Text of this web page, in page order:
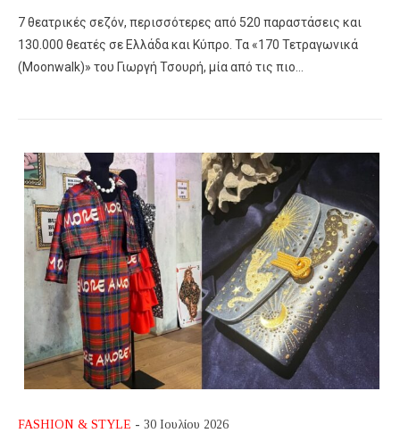
7 θεατρικές σεζόν, περισσότερες από 520 παραστάσεις και
130.000 θεατές σε Ελλάδα και Κύπρο. Τα «170 Τετραγωνικά
(Moonwalk)» του Γιωργή Τσουρή, μία από τις πιο…
FASHION & STYLE - 30 Ιουλίου 2026